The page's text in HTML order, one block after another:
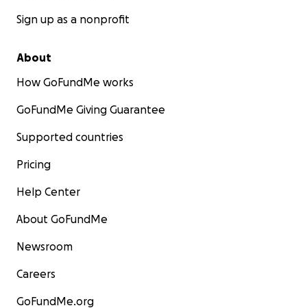
Sign up as a nonprofit
About
How GoFundMe works
GoFundMe Giving Guarantee
Supported countries
Pricing
Help Center
About GoFundMe
Newsroom
Careers
GoFundMe.org